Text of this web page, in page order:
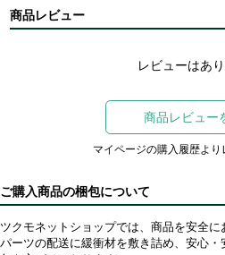
商品レビュー
レビューはあ
商品レビュー
マイページの購入履歴よ
ご購入商品の梱包について
ツクモネットショップでは、商品を安全
パーツの配送に緩衝材を敷き詰め、安心